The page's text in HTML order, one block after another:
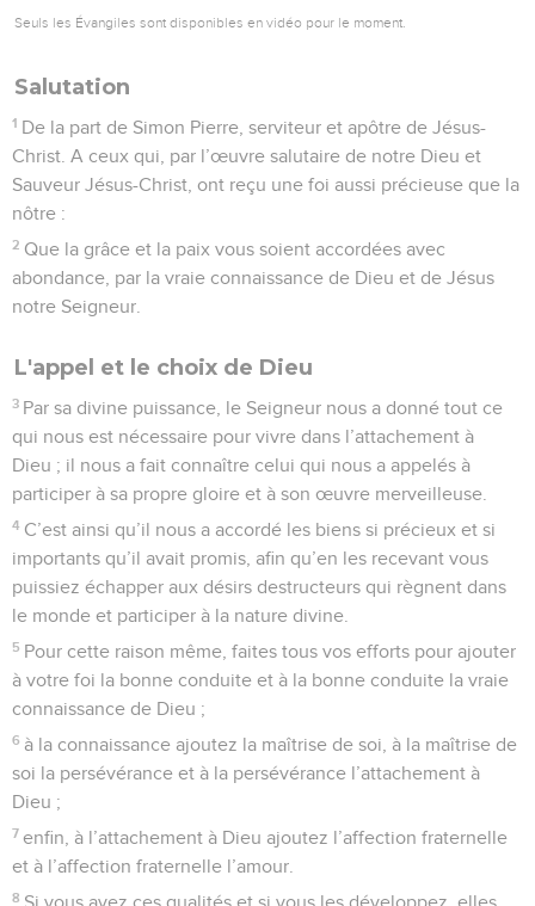
Seuls les Évangiles sont disponibles en vidéo pour le moment.
Salutation
1 De la part de Simon Pierre, serviteur et apôtre de Jésus-
Christ. A ceux qui, par l’œuvre salutaire de notre Dieu et
Sauveur Jésus-Christ, ont reçu une foi aussi précieuse que la
nôtre :
2 Que la grâce et la paix vous soient accordées avec
abondance, par la vraie connaissance de Dieu et de Jésus
notre Seigneur.
L'appel et le choix de Dieu
3 Par sa divine puissance, le Seigneur nous a donné tout ce
qui nous est nécessaire pour vivre dans l’attachement à
Dieu ; il nous a fait connaître celui qui nous a appelés à
participer à sa propre gloire et à son œuvre merveilleuse.
4 C’est ainsi qu’il nous a accordé les biens si précieux et si
importants qu’il avait promis, afin qu’en les recevant vous
puissiez échapper aux désirs destructeurs qui règnent dans
le monde et participer à la nature divine.
5 Pour cette raison même, faites tous vos efforts pour ajouter
à votre foi la bonne conduite et à la bonne conduite la vraie
connaissance de Dieu ;
6 à la connaissance ajoutez la maîtrise de soi, à la maîtrise de
soi la persévérance et à la persévérance l’attachement à
Dieu ;
7 enfin, à l’attachement à Dieu ajoutez l’affection fraternelle
et à l’affection fraternelle l’amour.
8 Si vous avez ces qualités et si vous les développez, elles